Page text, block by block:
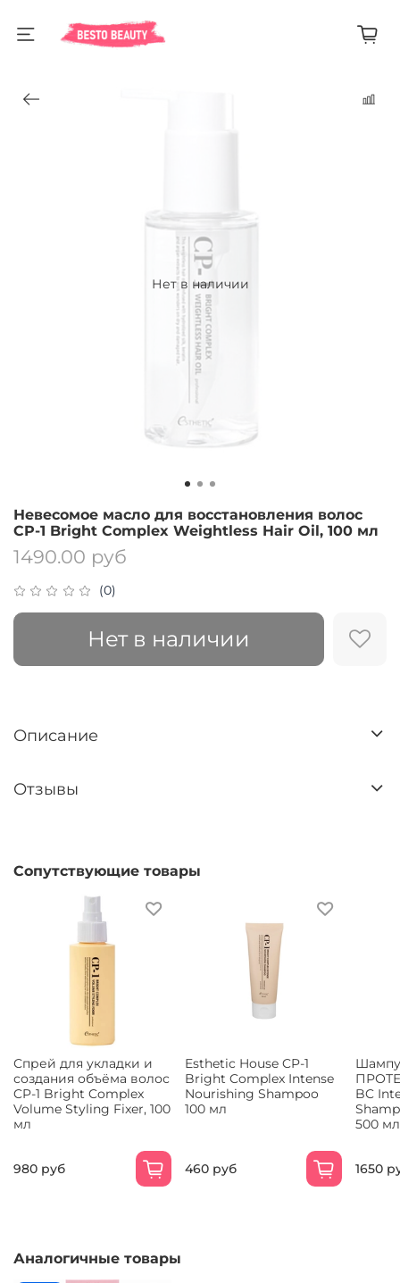
Нет в наличии
(0)
Невесомое масло для восстановления волос
CP-1 Bright Complex Weightless Hair Oil, 100 мл
1490.00 руб
Нет в наличии
Описание
Отзывы
Сопутствующие товары
Спрей для укладки и
создания объёма волос
CP-1 Bright Complex
Volume Styling Fixer, 100
мл
980 руб
Esthetic House CP-1
Bright Complex Intense
Nourishing Shampoo
100 мл
460 руб
BC
500 мл
1650
Аналогичные товары